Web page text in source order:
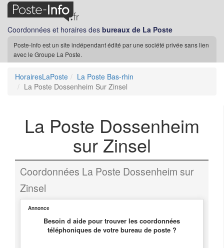
Coordonnées et horaires des bureaux de La Poste
Poste-Info est un site indépendant édité par une société privée sans lien
avec le Groupe La Poste.
HorairesLaPoste
La Poste Bas-rhin
La Poste Dossenheim Sur Zinsel
La Poste Dossenheim
sur Zinsel
Coordonnées La Poste Dossenheim sur
Zinsel
Annonce
Besoin d aide pour trouver les coordonnées
téléphoniques de votre bureau de poste ?